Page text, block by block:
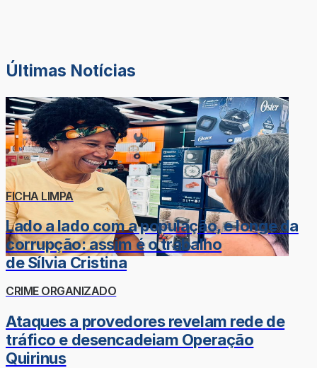
Últimas Notícias
FICHA LIMPA
Lado a lado com a população, e longe da
corrupção: assim é o trabalho
de Sílvia Cristina
CRIME ORGANIZADO
Ataques a provedores revelam rede de
tráfico e desencadeiam Operação
Quirinus